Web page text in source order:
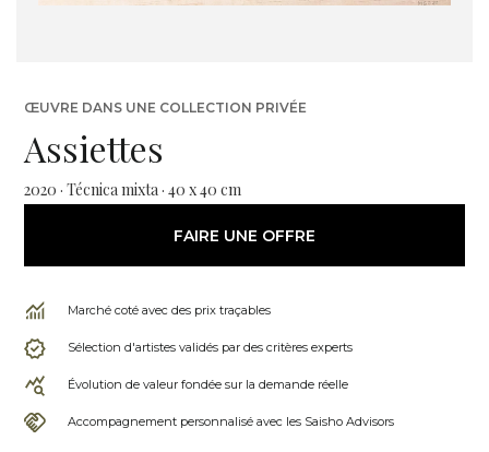
ŒUVRE DANS UNE COLLECTION PRIVÉE
Assiettes
2020 · Técnica mixta · 40 x 40 cm
FAIRE UNE OFFRE
Marché coté avec des prix traçables
Sélection d'artistes validés par des critères experts
Évolution de valeur fondée sur la demande réelle
Accompagnement personnalisé avec les Saisho Advisors